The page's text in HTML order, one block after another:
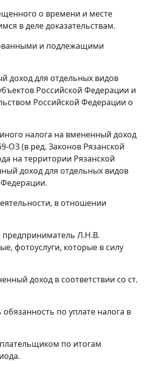
о времени и месте
в деле доказательствам.
и подлежащими
доход для отдельных видов
Российской Федерации и
Российской Федерации о
налога на вмененный доход
ОЗ (в ред. Законов Рязанской
на территории Рязанской
доход для отдельных видов
Федерации.
в отношении
предприниматель Л.Н.В.
фотоуслуги, которые в силу
доход в соответствии со ст.
по уплате налога в
по итогам